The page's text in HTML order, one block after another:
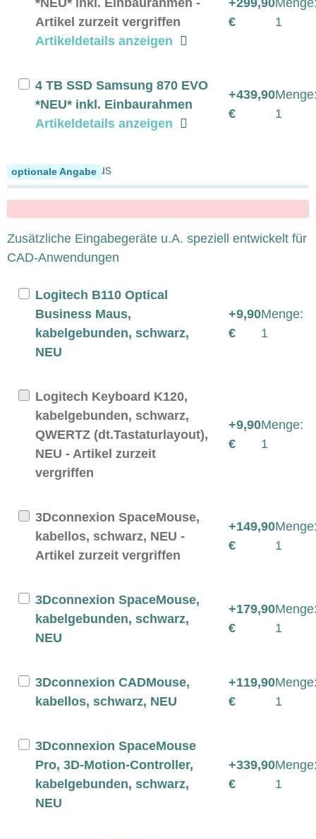
Artikel zurzeit vergriffen
Artikeldetails anzeigen
€
1
4 TB SSD Samsung 870 EVO
*NEU* inkl. Einbaurahmen
Artikeldetails anzeigen
+439,90
€
1
Tastatur und Maus
optionale Angabe
x
Zusätzliche Eingabegeräte u.A. speziell entwickelt für
CAD-Anwendungen
Logitech B110 Optical
Business Maus,
kabelgebunden, schwarz,
NEU
+9,90
€
Menge:
1
Logitech Keyboard K120,
kabelgebunden, schwarz,
QWERTZ (dt.Tastaturlayout),
NEU - Artikel zurzeit
vergriffen
+9,90
€
Menge:
1
3Dconnexion SpaceMouse,
kabellos, schwarz, NEU -
Artikel zurzeit vergriffen
+149,90
€
1
3Dconnexion SpaceMouse,
kabelgebunden, schwarz,
NEU
+179,90
€
1
3Dconnexion CADMouse,
kabellos, schwarz, NEU
+119,90
€
1
3Dconnexion SpaceMouse
Pro, 3D-Motion-Controller,
kabelgebunden, schwarz,
NEU
+339,90
€
1